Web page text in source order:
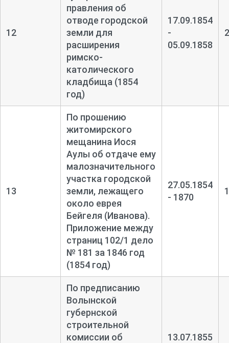
12
правления об
отводе городской
земли для
расширения
римско-
католического
кладбища (1854
год)
17.09.1854
-
05.09.1858
13
По прошению
житомирского
мещанина Иося
Аулы об отдаче ему
малозначительного
участка городской
земли, лежащего
около еврея
Бейгеля (Иванова).
Приложение между
страниц 102/1 дело
№ 181 за 1846 год
(1854 год)
27.05.1854
- 1870
По предписанию
Волынской
губернской
строительной
комиссии об
13.07.1855